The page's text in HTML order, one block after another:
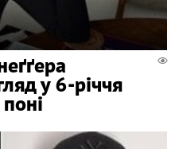
у 6-річчя